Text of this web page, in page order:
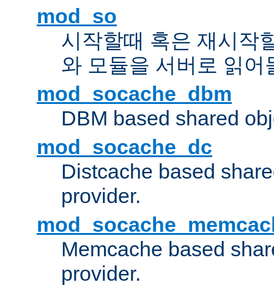
mod_so
시작할때 혹은 재시작
와 모듈을 서버로 읽어
mod_socache_dbm
DBM based shared
mod_socache_dc
Distcache based
provider.
Memcache based
provider.